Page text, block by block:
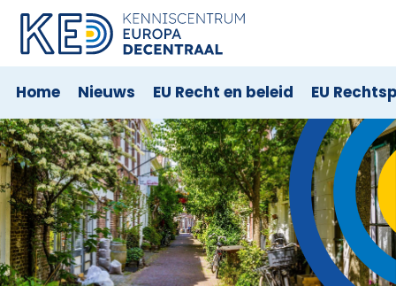
Home Nieuws EU Recht en beleid EU